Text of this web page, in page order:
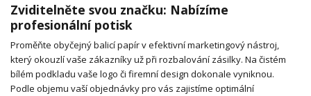
Zviditelněte svou značku: Nabízíme
profesionální potisk
Proměňte obyčejný balicí papír v efektivní marketingový nástroj,
který okouzlí vaše zákazníky už při rozbalování zásilky. Na čistém
bílém podkladu vaše logo či firemní design dokonale vyniknou.
Podle objemu vaší objednávky pro vás zajistíme optimální